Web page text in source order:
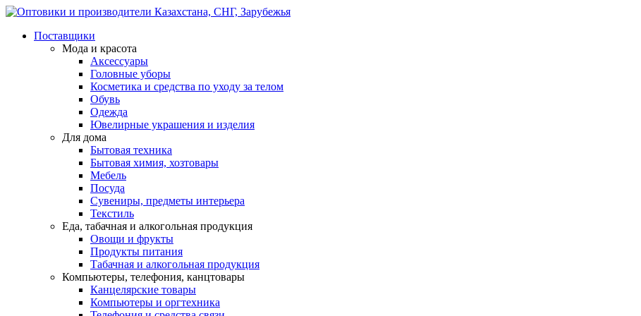
Поставщики
Мода и красота
Аксессуары
Головные уборы
Косметика и средства по уходу за телом
Обувь
Одежда
Ювелирные украшения и изделия
Для дома
Бытовая техника
Бытовая химия, хозтовары
Мебель
Посуда
Сувениры, предметы интерьера
Текстиль
Еда, табачная и алкогольная продукция
Овощи и фрукты
Продукты питания
Табачная и алкогольная продукция
Компьютеры, телефония, канцтовары
Канцелярские товары
Компьютеры и оргтехника